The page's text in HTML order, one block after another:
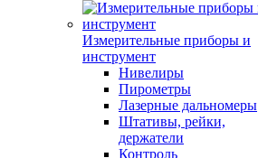
Измерительные приборы и
инструмент
Нивелиры
Пирометры
Лазерные дальномеры
Штативы, рейки,
держатели
Контроль